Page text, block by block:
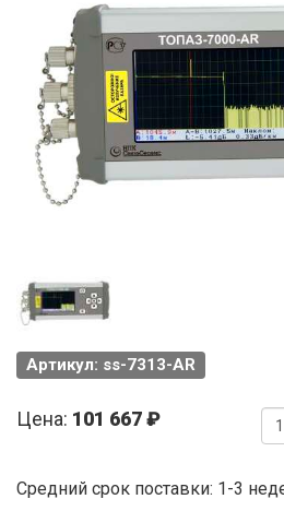
Артикул: ss-7313-AR
Цена: 101 667 ₽
Средний срок поставки: 1-3